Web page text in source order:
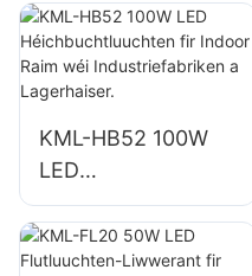
n fir d'Beliichtung
vun Indoor Raim a
Fabriken,
KML-HB52 100W
LED
Héichbuchtluuchte
n fir Indoor Raim
wéi